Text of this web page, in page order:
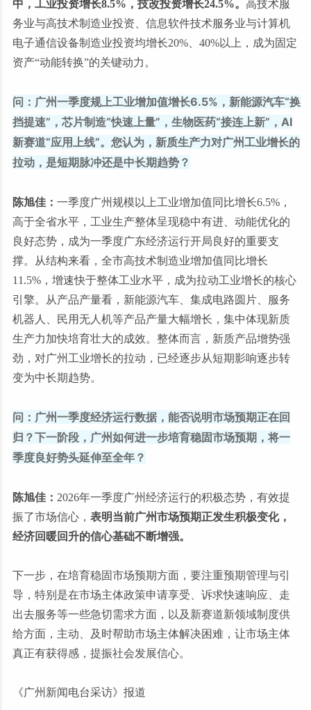
中，工业投资增长8.5%，技改投资增长24.5%。 高技术服
务业与高技术制造业投资、信息软件技术服务业与计算机
电子通信设备制造业投资均增长20%、40%以上，成为固定
资产“动能转换”的关键动力。
问：广州一季度规上工业增加值增长6.5%，新能源汽车“换
挡提速”，芯片制造“快速上量”，生物医药“接连上新”，AI
新赛道“应用上线”。您认为，新质生产力对广州工业增长的
拉动，是短期脉冲还是中长期趋势？
陈旭佳： 一季度广州规模以上工业增加值同比增长6.5%，
高于全省水平，工业生产整体呈现稳中有进、动能优化的
良好态势，成为一季度广东经济运行开局良好的重要支
撑。从结构来看，全市高技术制造业增加值同比增长
11.5%，增速快于整体工业水平，成为拉动工业增长的核心
引擎。从产品产量看，新能源汽车、集成电路圆片、服务
机器人、民用无人机等产品产量大幅增长，集中体现新质
生产力加快培育壮大的成效。整体而言，新质产品增势强
劲，对广州工业增长的拉动，已经逐步从短期影响逐步转
变为中长期趋势。
问：广州一季度经济运行数据，能否说明市场预期正在回
归？下一阶段，广州如何进一步培育稳固市场预期，将一
季度良好势头延伸至全年？
陈旭佳： 2026年一季度广州经济运行的积极态势，有效提
振了市场信心， 表明当前广州市场预期正发生积极变化，
经济回暖回升的信心基础不断增强。
下一步，在培育稳固市场预期方面，要注重预期管理与引
导，特别是在市场主体政策申请享受、诉求快速响应、走
出去服务等一些急切需求方面，以及新赛道新领域制度供
给方面，主动、及时帮助市场主体解决困难，让市场主体
真正有获得感，提振社会发展信心。
《广州新闻电台采访》报道